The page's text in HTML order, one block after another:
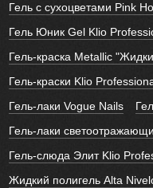
Гель с сухоцветами Pink
Гель Юник Gel Klio
Гель-краска Metallic
Гель-краски Klio
Гель-лаки Vogue Nails
Гель-лаки
Гель-слюда Элит Klio
Жидкий полигель Alta